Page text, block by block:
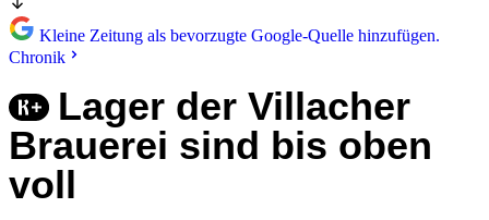
Kleine Zeitung als bevorzugte Google-Quelle hinzufügen.
Chronik
Lager der Villacher
Brauerei sind bis oben
voll